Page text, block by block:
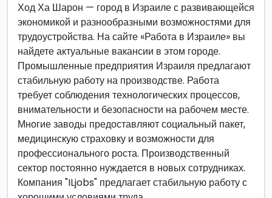
Ход Ха Шарон — город в Израиле с развивающейся
экономикой и разнообразными возможностями для
трудоустройства. На сайте «Работа в Израиле» вы
найдете актуальные вакансии в этом городе.
Промышленные предприятия Израиля предлагают
стабильную работу на производстве. Работа
требует соблюдения технологических процессов,
внимательности и безопасности на рабочем месте.
Многие заводы предоставляют социальный пакет,
медицинскую страховку и возможности для
профессионального роста. Производственный
сектор постоянно нуждается в новых сотрудниках.
Компания "ILjobs" предлагает стабильную работу с